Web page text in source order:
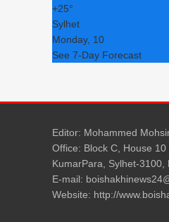
+25°
Sylhet
Monday, 10
See 7-Day Forecast
Editor: Mohammed
Office: Block C, House
KumarPara, Sylhet-3100,
E-mail:
Website: http://